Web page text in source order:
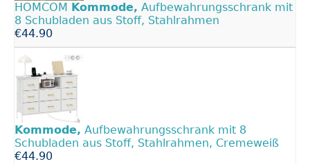
HOMCOM Kommode, Aufbewahrungsschrank mit
8 Schubladen aus Stoff, Stahlrahmen
€44.90
Kommode, Aufbewahrungsschrank mit 8
Schubladen aus Stoff, Stahlrahmen, Cremeweiß
€44.90